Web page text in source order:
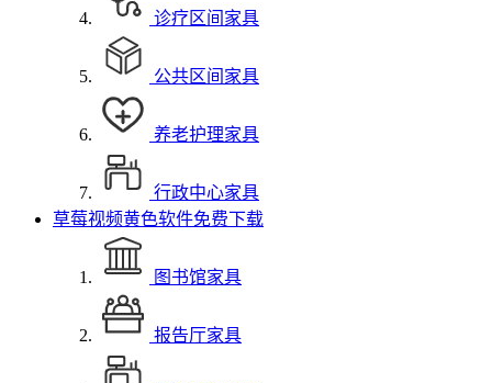
诊疗区间家具
公共区间家具
养老护理家具
行政中心家具
草莓视频黄色软件免费下载
图书馆家具
报告厅家具